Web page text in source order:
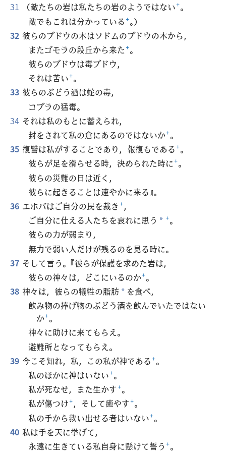
31
（敵たちの岩は私たちの岩のようではない+。
敵でもこれは分かっている+。）
32 彼らのブドウの木はソドムのブドウの木から，
またゴモラの段丘から来た+。
彼らのブドウは毒ブドウ，
それは苦い+。
33 彼らのぶどう酒は蛇の毒，
コブラの猛毒。
34 それは私のもとに蓄えられ，
封をされて私の倉にあるのではないか+。
35 復讐は私がすることであり，報復もである+。
彼らが足を滑らせる時，決められた時に+。
彼らの災難の日は近く，
彼らに起きることは速やかに来る』。
36 エホバはご自分の民を裁き+，
ご自分に仕える人たちを哀れに思う * +。
彼らの力が弱まり，
無力で弱い人だけが残るのを見る時に。
37 そして言う。『彼らが保護を求めた岩は，
彼らの神々は，どこにいるのか+。
38 神々は，彼らの犠牲の脂肪 * を食べ，
飲み物の捧げ物のぶどう酒を飲んでいたではない
か+。
神々に助けに来てもらえ。
避難所となってもらえ。
39 今こそ知れ，私，この私が神である+。
私のほかに神はいない+。
私が死なせ，また生かす+。
私が傷つけ+，そして癒やす+。
私の手から救い出せる者はいない+。
40 私は手を天に挙げて，
永遠に生きている私自身に懸けて誓う +。